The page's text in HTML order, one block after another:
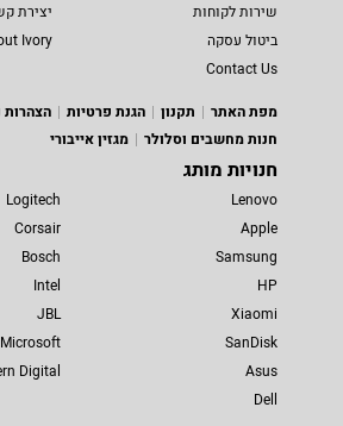
שירות לקוחות
יצירת
ביטול עסקה
Ivory
Contact Us
מפת האתר
תקנון הגנת פרטיות
הצהרות
חנות מחשבים וסלולר
מגזין אייבורי
חנויות מותג
Lenovo
Apple
Samsung
HP
Xiaomi
SanDisk
Asus
Dell
Logitech
Corsair
Bosch
Intel
JBL
Microsoft
Digital